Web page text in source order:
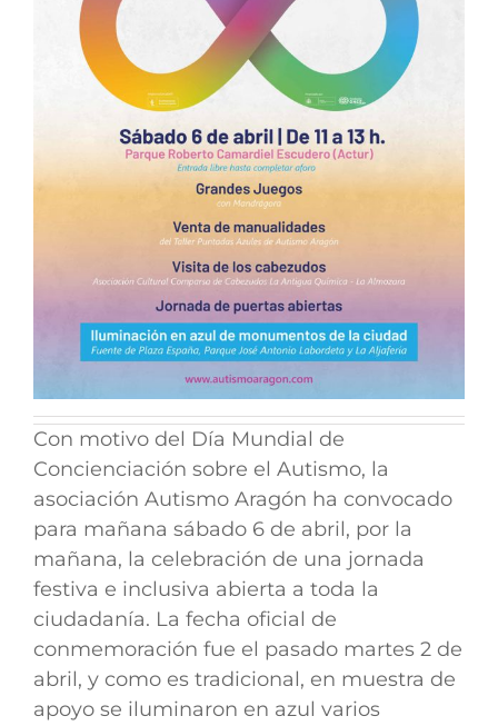
Con motivo del Día Mundial de
Concienciación sobre el Autismo, la
asociación Autismo Aragón ha convocado
para mañana sábado 6 de abril, por la
mañana, la celebración de una jornada
festiva e inclusiva abierta a toda la
ciudadanía. La fecha oficial de
conmemoración fue el pasado martes 2 de
abril, y como es tradicional, en muestra de
apoyo se iluminaron en azul varios